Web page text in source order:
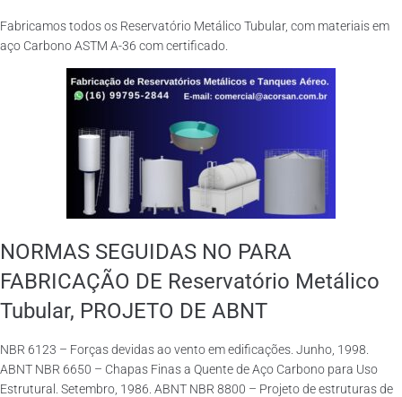
Fabricamos todos os Reservatório Metálico Tubular, com materiais em
aço Carbono ASTM A-36 com certificado.
NORMAS SEGUIDAS NO PARA
FABRICAÇÃO DE Reservatório Metálico
Tubular, PROJETO DE ABNT
NBR 6123 – Forças devidas ao vento em edificações. Junho, 1998.
ABNT NBR 6650 – Chapas Finas a Quente de Aço Carbono para Uso
Estrutural. Setembro, 1986. ABNT NBR 8800 – Projeto de estruturas de